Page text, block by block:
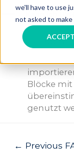
we'll have to use
not asked to
ACCEPT
A Kann ich
Category:
Blöcke mit
genutzt
← Previous